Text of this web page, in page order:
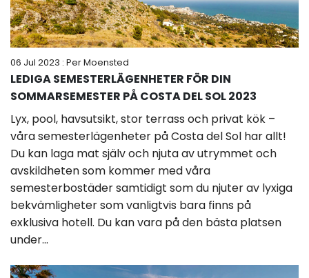
06 Jul 2023 : Per Moensted
LEDIGA SEMESTERLÄGENHETER FÖR DIN
SOMMARSEMESTER PÅ COSTA DEL SOL 2023
Lyx, pool, havsutsikt, stor terrass och privat kök –
våra semesterlägenheter på Costa del Sol har allt!
Du kan laga mat själv och njuta av utrymmet och
avskildheten som kommer med våra
semesterbostäder samtidigt som du njuter av lyxiga
bekvämligheter som vanligtvis bara finns på
exklusiva hotell. Du kan vara på den bästa platsen
under...